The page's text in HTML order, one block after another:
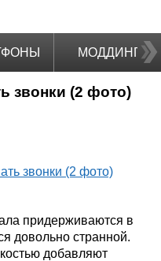
МОДДИНГ
звонки (2 фото)
придерживаются в
довольно странной.
добавляют